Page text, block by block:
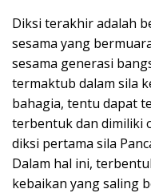
Diksi terakhir adalah
sesama yang
sesama generasi
termaktub dalam sila
bahagia, tentu dapat
terbentuk dan dimiliki
diksi pertama sila
Dalam hal ini,
kebaikan yang saling